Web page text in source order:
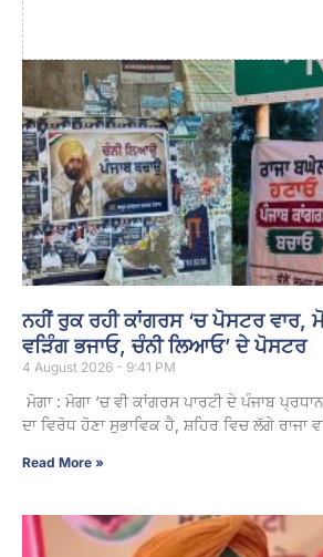
ਨਹੀਂ ਰੁਕ ਰਹੀ ਕਾਂਗਰਸ ‘ਚ ਪੋਸਟਰ ਵਾਰ,
ਵੜਿੰਗ ਭਜਾਓ, ਚੰਨੀ ਲਿਆਓ’ ਦੇ ਪੋਸਟਰ
4 August 2026 - 9:41 PM
ਮੋਗਾ : ਮੋਗਾ ‘ਚ ਵੀ ਕਾਂਗਰਸ ਪਾਰਟੀ ਦੇ ਪੰਜਾਬ
ਦਾ ਵਿਰੋਧ ਹੋਣਾ ਸੁਭਾਵਿਕ ਹੈ, ਸ਼ਹਿਰ ਵਿਚ ਲੱਗੇ ਰਾਜਾ
Read More »